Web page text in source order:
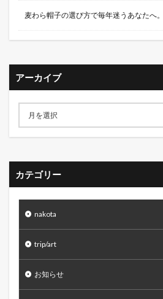
麦わら帽子の選び方で毎年迷うあなたへ。
アーカイブ
カテゴリー
nakota
trip/art
お知らせ